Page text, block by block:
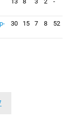
30 15 7 8 52